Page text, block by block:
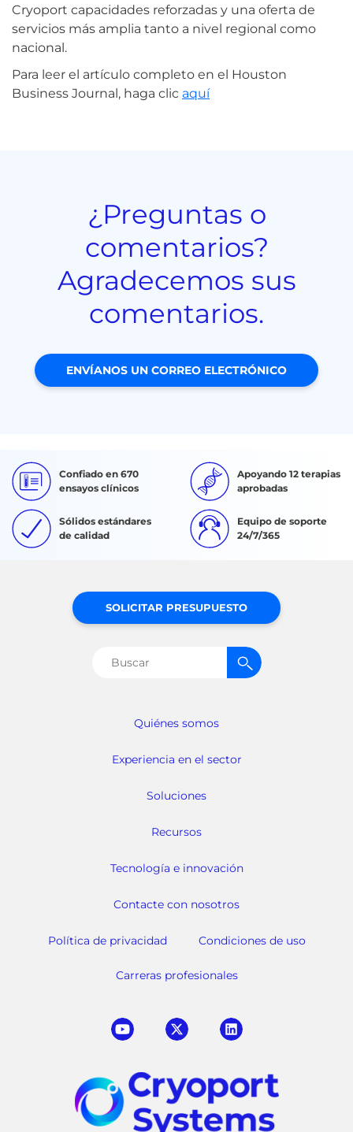
Cryoport capacidades reforzadas y una oferta de
servicios más amplia tanto a nivel regional como
nacional.
Para leer el artículo completo en el Houston
Business Journal, haga clic aquí
¿Preguntas o
comentarios?
Agradecemos sus
comentarios.
ENVÍANOS UN CORREO ELECTRÓNICO
Confiado en 670
ensayos clínicos
Apoyando 12 terapias
aprobadas
Sólidos estándares
de calidad
Equipo de soporte
24/7/365
Quiénes somos
Experiencia en el sector
Soluciones
Recursos
Tecnología e innovación
Contacte con nosotros
Política de privacidad Condiciones de uso
Carreras profesionales
SOLICITAR PRESUPUESTO
Buscar: